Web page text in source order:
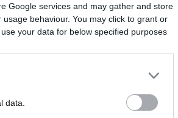
Google services and may gather and store
behaviour. You may click to grant or
your data for below specified purposes
data.
του budget
την παραμονή του
ενώ όπως